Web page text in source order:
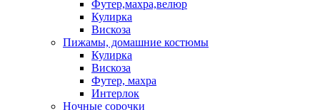
Футер,махра,велюр
Кулирка
Вискоза
Пижамы, домашние костюмы
Кулирка
Вискоза
Футер, махра
Интерлок
Ночные сорочки